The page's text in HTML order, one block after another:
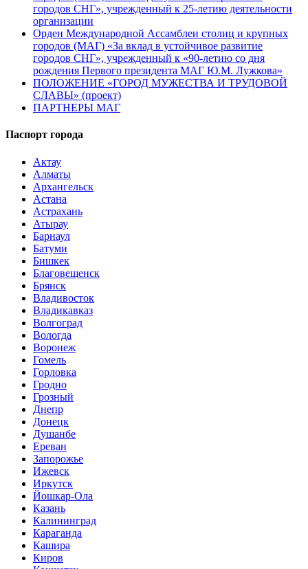
городов СНГ», учрежденный к 25-летию деятельности
организации
Орден Международной Ассамблеи столиц и крупных
городов (МАГ) «За вклад в устойчивое развитие
городов СНГ», учрежденный к «90-летию со дня
рождения Первого президента МАГ Ю.М. Лужкова»
ПОЛОЖЕНИЕ «ГОРОД МУЖЕСТВА И ТРУДОВОЙ
СЛАВЫ» (проект)
ПАРТНЕРЫ МАГ
Паспорт города
Актау
Алматы
Архангельск
Астана
Астрахань
Атырау
Барнаул
Батуми
Бишкек
Благовещенск
Брянск
Владивосток
Владикавказ
Волгоград
Вологда
Воронеж
Гомель
Горловка
Гродно
Грозный
Днепр
Донецк
Душанбе
Ереван
Запорожье
Ижевск
Иркутск
Йошкар-Ола
Казань
Калининград
Караганда
Кашира
Киров